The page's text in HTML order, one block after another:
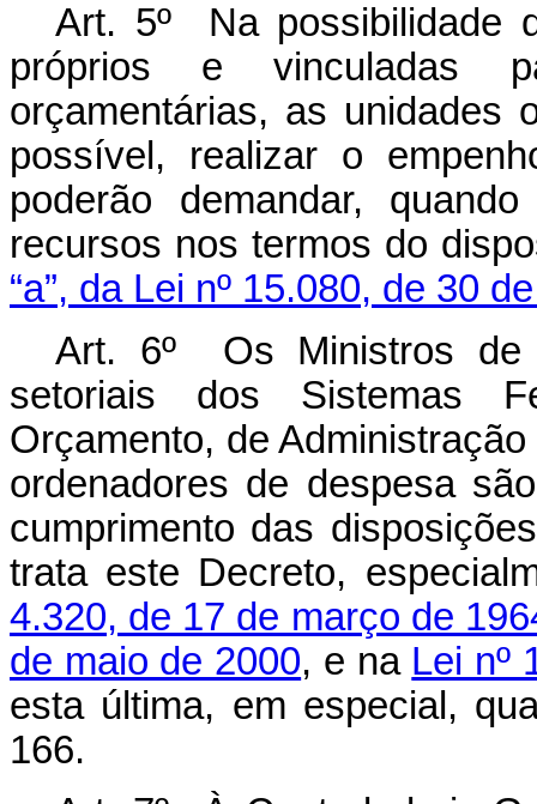
Art. 5º Na possibilidade
próprios e vinculadas
orçamentárias, as unidades
possível, realizar o
poderão demandar,
recursos nos termos do
“a”, da Lei nº 15.080, de 30
Art. 6º Os Ministros de
setoriais dos Sistemas
Orçamento, de
ordenadores de despesa
cumprimento das
trata este Decreto,
4.320, de 17 de março de
de maio de 2000, e na Lei nº
esta última, em especial,
166.